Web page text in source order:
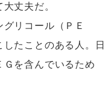
丈夫だ。
リコール（ＰＥ
たことのある人。日
を含んでいるため